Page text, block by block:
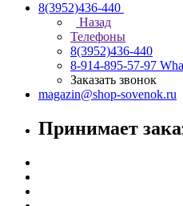
8(3952)436-440
Назад
Телефоны
8(3952)436-440
8-914-895-57-97
Заказать звонок
magazin@shop-sovenok.ru
Принимает